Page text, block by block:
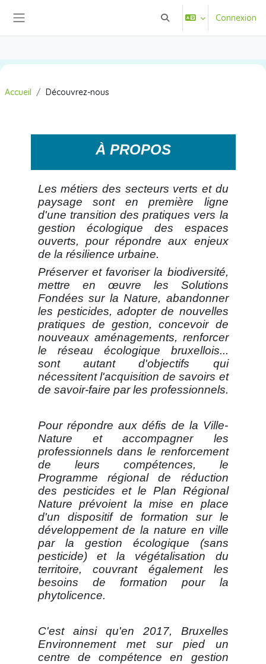
Activer/désactiver la
Connexion
Accueil Découvrez-nous
À PROPOS
Les métiers des secteurs verts et du
paysage sont en première ligne
d'une transition des pratiques vers la
gestion écologique des espaces
ouverts, pour répondre aux enjeux
de la résilience urbaine.
Préserver et favoriser la biodiversité,
mettre en œuvre les Solutions
Fondées sur la Nature, abandonner
les pesticides, adopter de nouvelles
pratiques de gestion, concevoir de
nouveaux aménagements, renforcer
le réseau écologique bruxellois...
sont autant d'objectifs qui
nécessitent l'acquisition de savoirs et
de savoir-faire par les professionnels.
Pour répondre aux défis de la Ville-
Nature et accompagner les
professionnels dans le renforcement
de leurs compétences, le
Programme régional de réduction
des pesticides et le Plan Régional
Nature prévoient la mise en place
d'un dispositif de formation sur le
développement de la nature en ville
par la gestion écologique (sans
pesticide) et la végétalisation du
territoire, couvrant également les
besoins de formation pour la
phytolicence.
C'est ainsi qu'en 2017, Bruxelles
Environnement met sur pied un
centre de compétence en gestion